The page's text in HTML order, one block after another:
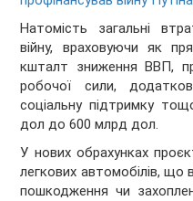
Натомість загальні
війну, враховуючи як
кшталт зниження ВВП,
робочої сили,
соціальну підтримку
дол до 600 млрд дол.
У нових обрахунках
легкових автомобілів, що
пошкодження чи